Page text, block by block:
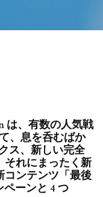
は、有数の人気戦
、息を呑むばか
ス、新しい完全
それにまったく新
コンテンツ「最後
ーンと 4 つ